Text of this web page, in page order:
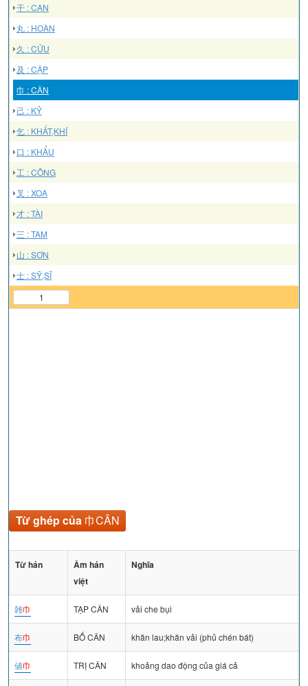
干 : CAN
丸 : HOÀN
久 : CỬU
及 : CẬP
巾 : CÂN
己 : KỶ
乞 : KHẤT,KHÍ
口 : KHẨU
工 : CÔNG
叉 : XOA
才 : TÀI
三 : TAM
山 : SƠN
士 : SỸ,SĨ
1
Từ ghép của 巾CÂN
Từ hán
Âm hán
việt
Nghĩa
雑巾 TẠP CÂN vải che bụi
布巾 BỐ CÂN khăn lau;khăn vải (phủ chén bát)
値巾 TRỊ CÂN khoảng dao động của giá cả